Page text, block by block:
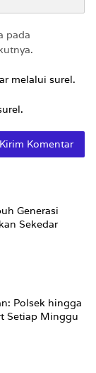
pada
melalui surel.
Generasi
Sekedar
Polsek hingga
Setiap Minggu